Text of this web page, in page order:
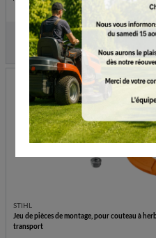
€
STIHL
Jeu de pièces de montage, pour couteau à
transport